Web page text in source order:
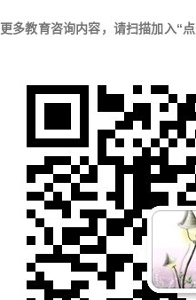
更多教育咨询内容，请扫描加入“